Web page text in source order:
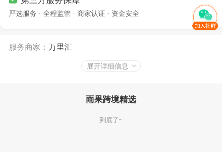
严选服务 · 全程监管 · 商家认证 · 资金安全
服务商家： 万里汇
万里汇跨境电商收款
展开详细信息
雨果跨境精选
到底了~